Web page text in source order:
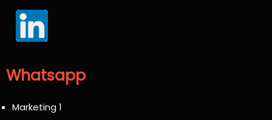
Whatsapp
Marketing 1